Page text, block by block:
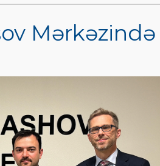
Mərkəzində